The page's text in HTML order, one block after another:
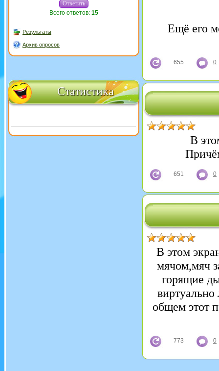
Всего ответов: 15
Результаты
Архив опросов
Статистика
Ещё его
655 0
В
651 0
В этом
мячом,мяч
горящие
общем этот
773 0